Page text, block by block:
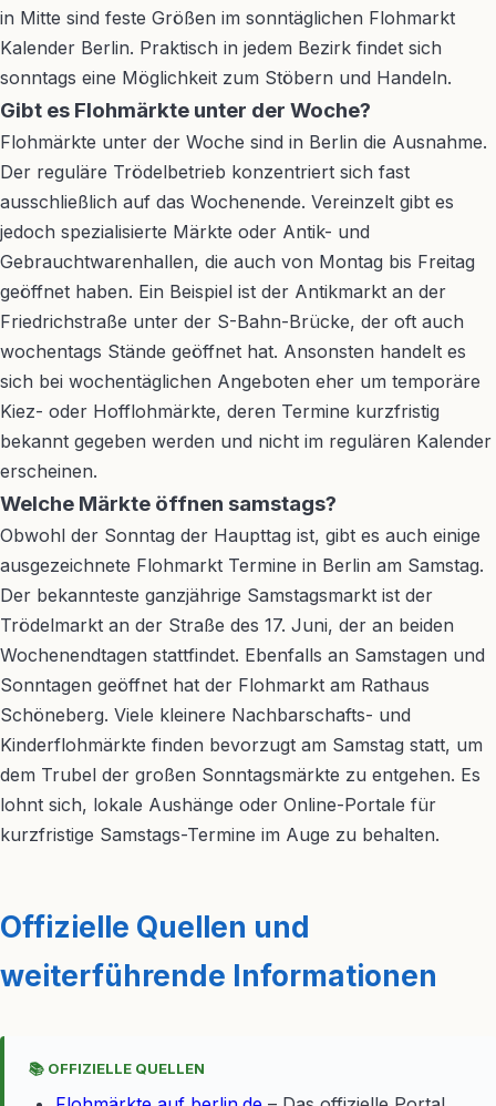
in Mitte sind feste Größen im sonntäglichen Flohmarkt
Kalender Berlin. Praktisch in jedem Bezirk findet sich
sonntags eine Möglichkeit zum Stöbern und Handeln.
Gibt es Flohmärkte unter der Woche?
Flohmärkte unter der Woche sind in Berlin die Ausnahme.
Der reguläre Trödelbetrieb konzentriert sich fast
ausschließlich auf das Wochenende. Vereinzelt gibt es
jedoch spezialisierte Märkte oder Antik- und
Gebrauchtwarenhallen, die auch von Montag bis Freitag
geöffnet haben. Ein Beispiel ist der Antikmarkt an der
Friedrichstraße unter der S-Bahn-Brücke, der oft auch
wochentags Stände geöffnet hat. Ansonsten handelt es
sich bei wochentäglichen Angeboten eher um temporäre
Kiez- oder Hofflohmärkte, deren Termine kurzfristig
bekannt gegeben werden und nicht im regulären Kalender
erscheinen.
Welche Märkte öffnen samstags?
Obwohl der Sonntag der Haupttag ist, gibt es auch einige
ausgezeichnete Flohmarkt Termine in Berlin am Samstag.
Der bekannteste ganzjährige Samstagsmarkt ist der
Trödelmarkt an der Straße des 17. Juni, der an beiden
Wochenendtagen stattfindet. Ebenfalls an Samstagen und
Sonntagen geöffnet hat der Flohmarkt am Rathaus
Schöneberg. Viele kleinere Nachbarschafts- und
Kinderflohmärkte finden bevorzugt am Samstag statt, um
dem Trubel der großen Sonntagsmärkte zu entgehen. Es
lohnt sich, lokale Aushänge oder Online-Portale für
kurzfristige Samstags-Termine im Auge zu behalten.
Offizielle Quellen und
weiterführende Informationen
📚 OFFIZIELLE QUELLEN